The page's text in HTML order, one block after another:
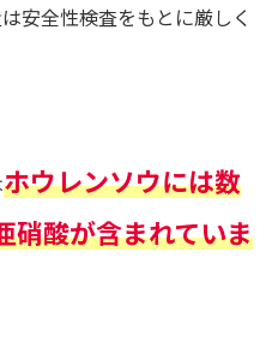
安全性検査をもとに厳しく
ホウレンソウには数
硝酸が含まれていま